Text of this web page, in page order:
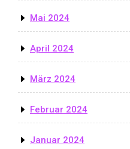
Mai 2024
April 2024
März 2024
Februar 2024
Januar 2024